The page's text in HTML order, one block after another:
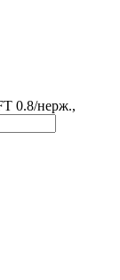
0.8/нерж.,